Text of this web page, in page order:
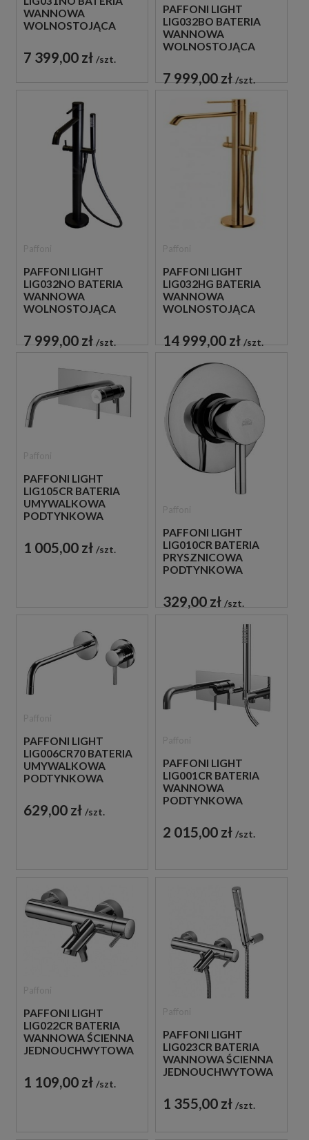
WANNOWA
WOLNOSTOJĄCA
7 399,00 zł szt.
PAFFONI LIGHT
LIG032BO BATERIA
WANNOWA
WOLNOSTOJĄCA
7 999,00 zł szt.
PAFFONI LIGHT
LIG032NO BATERIA
WANNOWA
WOLNOSTOJĄCA
7 999,00 zł szt.
PAFFONI LIGHT
LIG032HG BATERIA
WANNOWA
WOLNOSTOJĄCA
14 999,00 zł szt.
PAFFONI LIGHT
LIG105CR BATERIA
UMYWALKOWA
PODTYNKOWA
CHROM
1 005,00 zł szt.
PAFFONI LIGHT
LIG010CR BATERIA
PRYSZNICOWA
PODTYNKOWA
CHROM
329,00 zł szt.
PAFFONI LIGHT
LIG006CR70 BATERIA
UMYWALKOWA
PODTYNKOWA
CHROM
629,00 zł szt.
PAFFONI LIGHT
LIG001CR BATERIA
WANNOWA
PODTYNKOWA
CHROM
2 015,00 zł szt.
PAFFONI LIGHT
LIG022CR BATERIA
WANNOWA ŚCIENNA
JEDNOUCHWYTOWA
1 109,00 zł szt.
PAFFONI LIGHT
LIG023CR BATERIA
WANNOWA ŚCIENNA
JEDNOUCHWYTOWA
1 355,00 zł szt.